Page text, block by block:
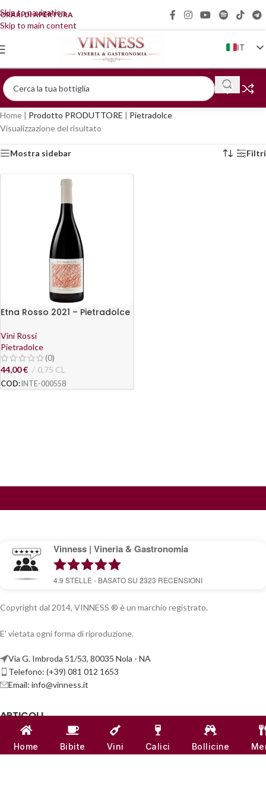
Skip to navigation
Skip to main content
ORARI DI APERTURA
IT
EN
FR
DE
Home | Prodotto PRODUTTORE | Pietradolce
Visualizzazione del risultato
Mostra sidebar Filtri
Etna Rosso 2021 – Pietradolce
Vini Rossi
Pietradolce
(0)
44,00€ 0,75 CL
COD: INTE-000558
Vinness | Vineria & Gastronomia
4.9 STELLE - BASATO SU 2323 RECENSIONI
Copyright dal 2014, VINNESS ® è un marchio registrato.
E' vietata ogni forma di riproduzione.
Via G. Imbroda 51/53, 80035 Nola - NA
Telefono: (+39) 081 012 1653
Email: info@vinness.it
ARTICOLI
INFO & CONTATTI
Home Bibite Vini Calici Bollicine